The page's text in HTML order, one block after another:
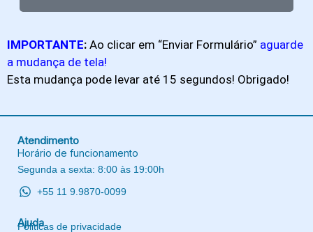
IMPORTANTE: Ao clicar em “Enviar Formulário” aguarde
a mudança de tela!
Esta mudança pode levar até 15 segundos! Obrigado!
Atendimento
Horário de funcionamento
Segunda a sexta: 8:00 às 19:00h
+55 11 9.9870-0099
Ajuda
Politicas de privacidade